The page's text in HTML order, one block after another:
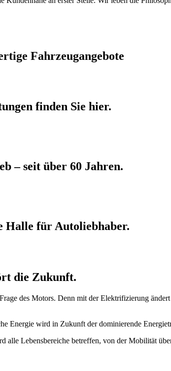
Fahrzeugangebote
finden Sie hier.
– seit über 60 Jahren.
Halle für Autoliebhaber.
die Zukunft.
des Motors. Denn mit der Elektrifizierung
Energie wird in Zukunft der dominierende
alle Lebensbereiche betreffen, von der Mobilität